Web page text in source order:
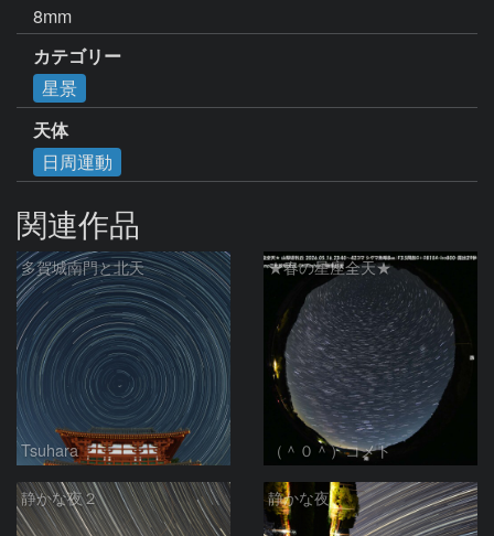
8mm
カテゴリー
星景
天体
日周運動
関連作品
多賀城南門と北天
Tsuhara
★春の星座全天★
（＾０＾）コメト
静かな夜２ 静かな夜